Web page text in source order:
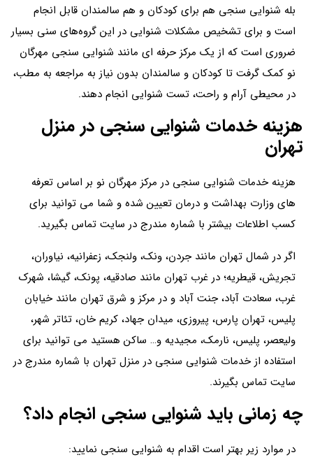
بله شنوایی سنجی هم برای کودکان و هم سالمندان قابل انجام
است و برای تشخیص مشکلات شنوایی در این گروه‌های سنی بسیار
ضروری است که از یک مرکز حرفه ای مانند شنوایی سنجی مهرگان
نو کمک گرفت تا کودکان و سالمندان بدون نیاز به مراجعه به مطب،
در محیطی آرام و راحت، تست‌ شنوایی انجام دهند.
هزینه خدمات شنوایی سنجی در منزل
تهران
هزینه خدمات شنوایی سنجی در مرکز مهرگان نو بر اساس تعرفه
های وزارت بهداشت و درمان تعیین شده و شما می توانید برای
کسب اطلاعات بیشتر با شماره مندرج در سایت تماس بگیرید.
اگر در شمال تهران مانند جردن، ونک، ولنجک، زعفرانیه، نیاوران،
تجریش، قیطریه؛ در غرب تهران مانند صادقیه، پونک، گیشا، شهرک
غرب، سعادت آباد، جنت آباد و در مرکز و شرق تهران مانند خیابان
پلیس، تهران پارس، پیروزی، میدان جهاد، کریم خان، تئاتر شهر،
ولیعصر، پلیس، نارمک، مجیدیه و… ساکن هستید می توانید برای
استفاده از خدمات شنوایی سنجی در منزل تهران با شماره مندرج در
سایت تماس بگیرند.
چه زمانی باید شنوایی سنجی انجام داد؟
در موارد زیر بهتر است اقدام به شنوایی سنجی نمایید: